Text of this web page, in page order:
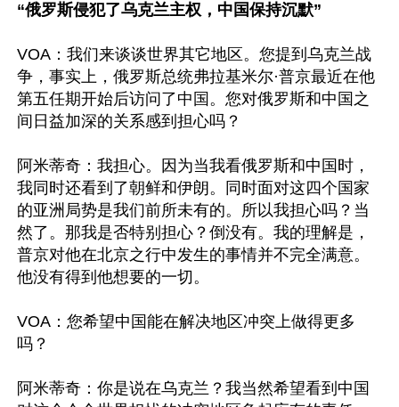
“俄罗斯侵犯了乌克兰主权，中国保持沉默”
VOA：我们来谈谈世界其它地区。您提到乌克兰战
争，事实上，俄罗斯总统弗拉基米尔·普京最近在他
第五任期开始后访问了中国。您对俄罗斯和中国之
间日益加深的关系感到担心吗？
阿米蒂奇：我担心。因为当我看俄罗斯和中国时，
我同时还看到了朝鲜和伊朗。同时面对这四个国家
的亚洲局势是我们前所未有的。所以我担心吗？当
然了。那我是否特别担心？倒没有。我的理解是，
普京对他在北京之行中发生的事情并不完全满意。
他没有得到他想要的一切。
VOA：您希望中国能在解决地区冲突上做得更多
吗？
阿米蒂奇：你是说在乌克兰？我当然希望看到中国